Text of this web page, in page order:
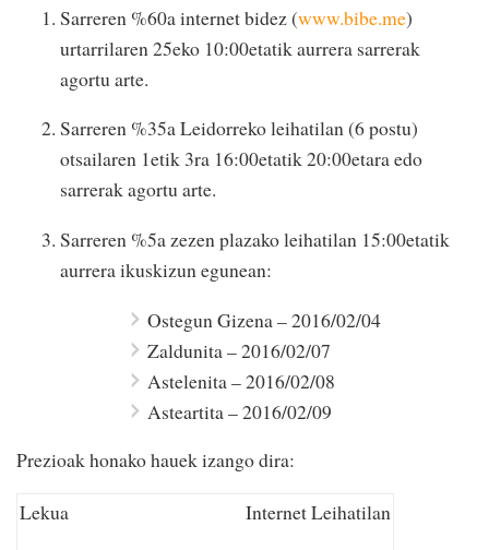
Sarreren %60a internet bidez (www.bibe.me)
urtarrilaren 25eko 10:00etatik aurrera sarrerak
agortu arte.
Sarreren %35a Leidorreko leihatilan (6 postu)
otsailaren 1etik 3ra 16:00etatik 20:00etara edo
sarrerak agortu arte.
Sarreren %5a zezen plazako leihatilan 15:00etatik
aurrera ikuskizun egunean:
Ostegun Gizena – 2016/02/04
Zaldunita – 2016/02/07
Astelenita – 2016/02/08
Asteartita – 2016/02/09
Prezioak honako hauek izango dira:
Lekua InternetLeihatilan